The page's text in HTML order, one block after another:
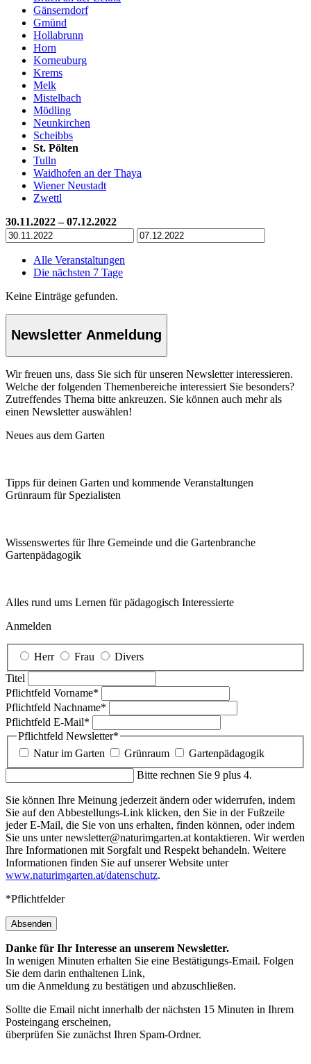
Gänserndorf
Gmünd
Hollabrunn
Horn
Korneuburg
Krems
Melk
Mistelbach
Mödling
Neunkirchen
Scheibbs
St. Pölten
Tulln
Waidhofen an der Thaya
Wiener Neustadt
Zwettl
30.11.2022 – 07.12.2022
Alle Veranstaltungen
Die nächsten 7 Tage
Keine Einträge gefunden.
Newsletter Anmeldung
Wir freuen uns, dass Sie sich für unseren Newsletter interessieren.
Welche der folgenden Themenbereiche interessiert Sie besonders?
Zutreffendes Thema bitte ankreuzen. Sie können auch mehr als
einen Newsletter auswählen!
Neues aus dem Garten
Tipps für deinen Garten und kommende Veranstaltungen
Grünraum für Spezialisten
Wissenswertes für Ihre Gemeinde und die Gartenbranche
Garten­pädagogik
Alles rund ums Lernen für pädagogisch Interessierte
Anmelden
Herr Frau
Divers
Titel
Pflichtfeld Vorname*
Pflichtfeld Nachname*
Pflichtfeld E-Mail*
Pflichtfeld Newsletter*
Natur im Garten
Grünraum
Gartenpädagogik
Bitte rechnen Sie 9 plus 4.
Sie können Ihre Meinung jederzeit ändern oder widerrufen, indem
Sie auf den Abbestellungs-Link klicken, den Sie in der Fußzeile
jeder E-Mail, die Sie von uns erhalten, finden können, oder indem
Sie uns unter newsletter@naturimgarten.at kontaktieren. Wir werden
Ihre Informationen mit Sorgfalt und Respekt behandeln. Weitere
Informationen finden Sie auf unserer Website unter
www.naturimgarten.at/datenschutz.
*Pflichtfelder
Absenden
Danke für Ihr Interesse an unserem Newsletter.
In wenigen Minuten erhalten Sie eine Bestätigungs-Email. Folgen
Sie dem darin enthaltenen Link,
um die Anmeldung zu bestätigen und abzuschließen.
Sollte die Email nicht innerhalb der nächsten 15 Minuten in Ihrem
Posteingang erscheinen,
überprüfen Sie zunächst Ihren Spam-Ordner.